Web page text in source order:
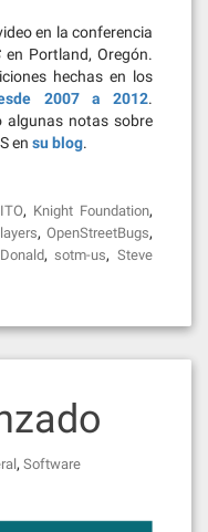
en la conferencia
en Portland, Oregón.
hechas en los
2007 a 2012.
algunas notas sobre
en su blog.
ITO, Knight Foundation,
, OpenStreetBugs,
,sotm-us,Steve
, Software